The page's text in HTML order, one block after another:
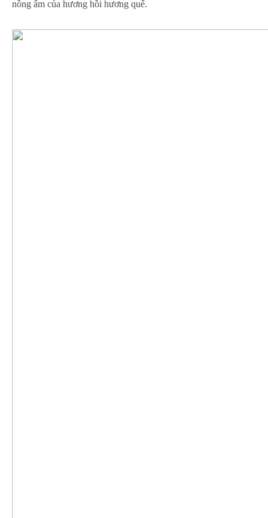
nồng ấm của hương hồi hương quế.